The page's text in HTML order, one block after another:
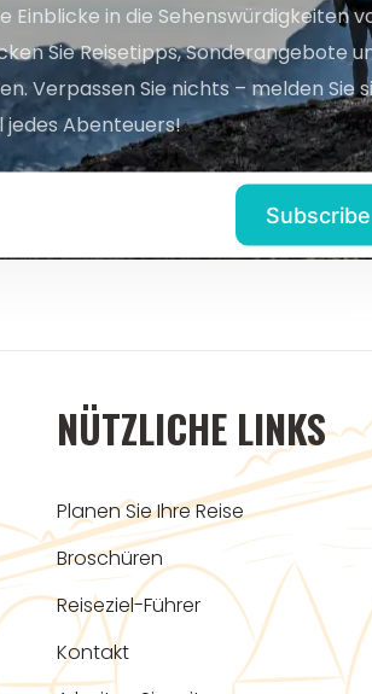
in die Sehenswürdigkeiten
Sie Reisetipps, Sonderangebote
Verpassen Sie nichts – melden Sie
jedes Abenteuers!
NÜTZLICHE LINKS
Planen Sie Ihre Reise
Broschüren
Reiseziel-Führer
Kontakt